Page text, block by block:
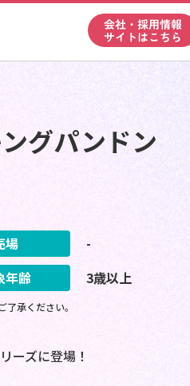
会社・採用情報
サイトはこちら
グパンドン
場
-
年齢
3歳以上
承ください。
ーズに登場！